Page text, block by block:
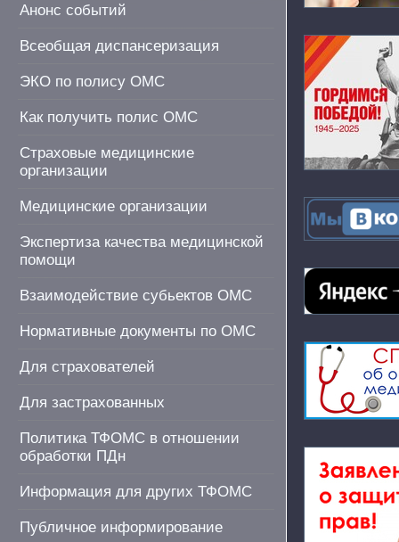
Анонс событий
Всеобщая диспансеризация
ЭКО по полису ОМС
Как получить полис ОМС
Страховые медицинские
организации
Медицинские организации
Экспертиза качества медицинской
помощи
Взаимодействие субьектов ОМС
Нормативные документы по ОМС
Для страхователей
Для застрахованных
Политика ТФОМС в отношении
обработки ПДн
Информация для других ТФОМС
Публичное информирование